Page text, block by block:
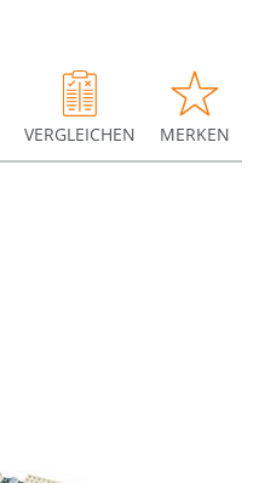
VERGLEICHEN MERKEN